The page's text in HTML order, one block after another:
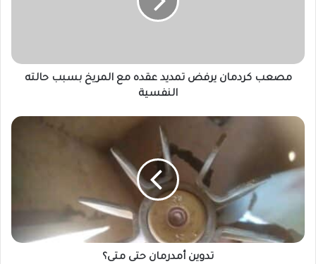
حالته
النفسية
مصعب كردمان يرفض تمديد عقده مع المريخ بسبب حالته
النفسية
تدوين
حتى
متى؟
تدوين أمدرمان حتى متى؟